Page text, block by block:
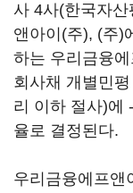
사 4사(한국자
앤아이(주), (주)
하는 우리금융
회사채 개별민
리 이하 절사)에
율로 결정된다.
우리금융에프앤